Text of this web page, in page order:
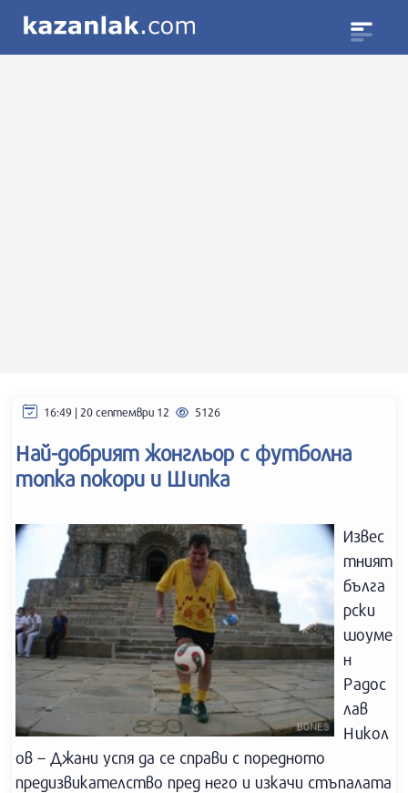
16:49 | 20 септември 12 5126
Най-добрият жонгльор с футболна
топка покори и Шипка
Извес
тният
бълга
рски
шоуме
н
Радос
лав
Никол
ов – Джани успя да се справи с поредното
предизвикателство пред него и изкачи стъпалата